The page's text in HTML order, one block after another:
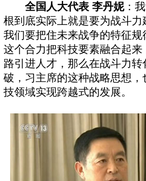
全国人大代表 李丹妮：
根到底实际上就是要为战斗力
我们要把住未来战争的特征规
这个合力把科技要素融合起来
路引进人才，那么在战斗力转
破，习主席的这种战略思想
技领域实现跨越式的发展。